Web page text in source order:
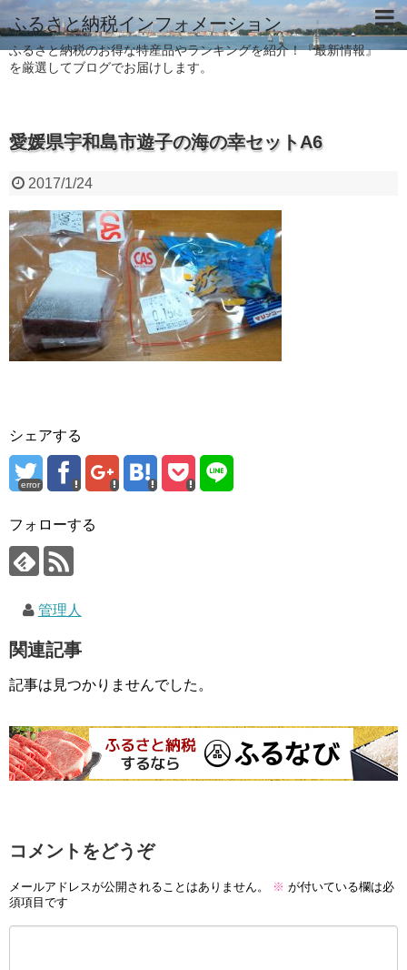
ふるさと納税インフォメーション
ふるさと納税のお得な特産品やランキングを紹介！『最新情報』
を厳選してブログでお届けします。
愛媛県宇和島市遊子の海の幸セットA6
2017/1/24
シェアする
error
フォローする
管理人
関連記事
記事は見つかりませんでした。
コメントをどうぞ
メールアドレスが公開されることはありません。 ※ が付いている欄は必
須項目です